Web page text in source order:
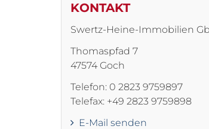
KONTAKT
Swertz-Heine-Immobilien
Thomaspfad 7
47574 Goch
Telefon: 0 2823 9759897
Telefax: +49 2823 9759898
E-Mail senden